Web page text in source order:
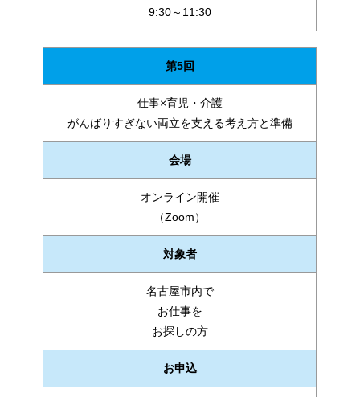
9:30～11:30
第5回
仕事×育児・介護
がんばりすぎない両立を支える考え方と準備
会場
オンライン開催
（Zoom）
対象者
名古屋市内で
お仕事を
お探しの方
お申込